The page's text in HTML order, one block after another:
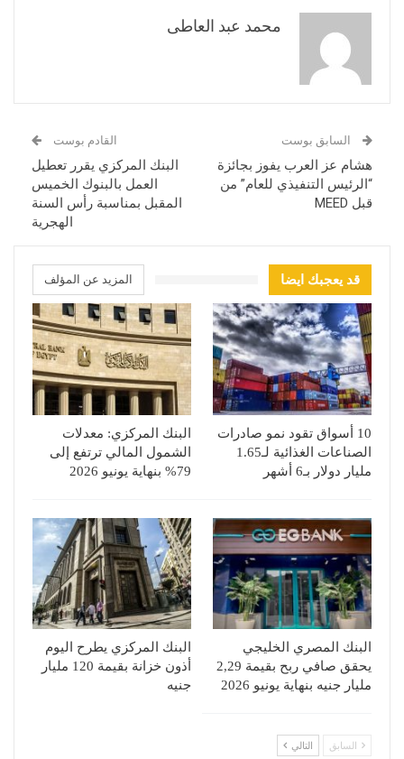
محمد عبد العاطى
السابق بوست
هشام عز العرب يفوز بجائزة
“الرئيس التنفيذي للعام” من
قبل MEED
القادم بوست
البنك المركزي يقرر تعطيل
العمل بالبنوك الخميس
المقبل بمناسبة رأس السنة
الهجرية
قد يعجبك ايضا المزيد عن المؤلف
10 أسواق تقود نمو صادرات
الصناعات الغذائية لـ1.65
مليار دولار بـ6 أشهر
البنك المركزي: معدلات
الشمول المالي ترتفع إلى
79% بنهاية يونيو 2026
البنك المصري الخليجي
يحقق صافي ربح بقيمة 2,29
مليار جنيه بنهاية يونيو 2026
البنك المركزي يطرح اليوم
أذون خزانة بقيمة 120 مليار
جنيه
السابق التالي